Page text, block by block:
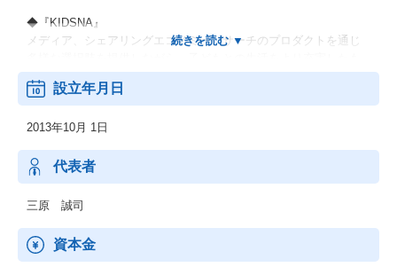
◆『KIDSNA』
メディア、シェアリングエコノミー、サーチのプロダクトを通じ
のにするサービスです。
地方における安定した雇用を創出し、新たな人の流れによって将
来に渡り活力ある地域社会を構築していくために、地方の重要産
業である観光業界を支援します。
◆『hospitality Careers』
を強化します。
海外の先進事例を取り入れると同時に、日本国内での事業展開を
設立年月日
2013年10月 1日
代表者
三原 誠司
資本金